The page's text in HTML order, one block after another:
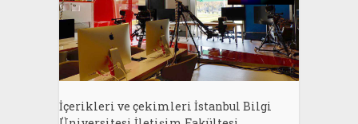
İçerikleri ve çekimleri İstanbul Bilgi